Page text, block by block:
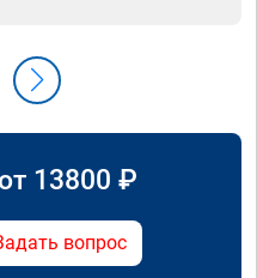
13800 ₽
вопрос